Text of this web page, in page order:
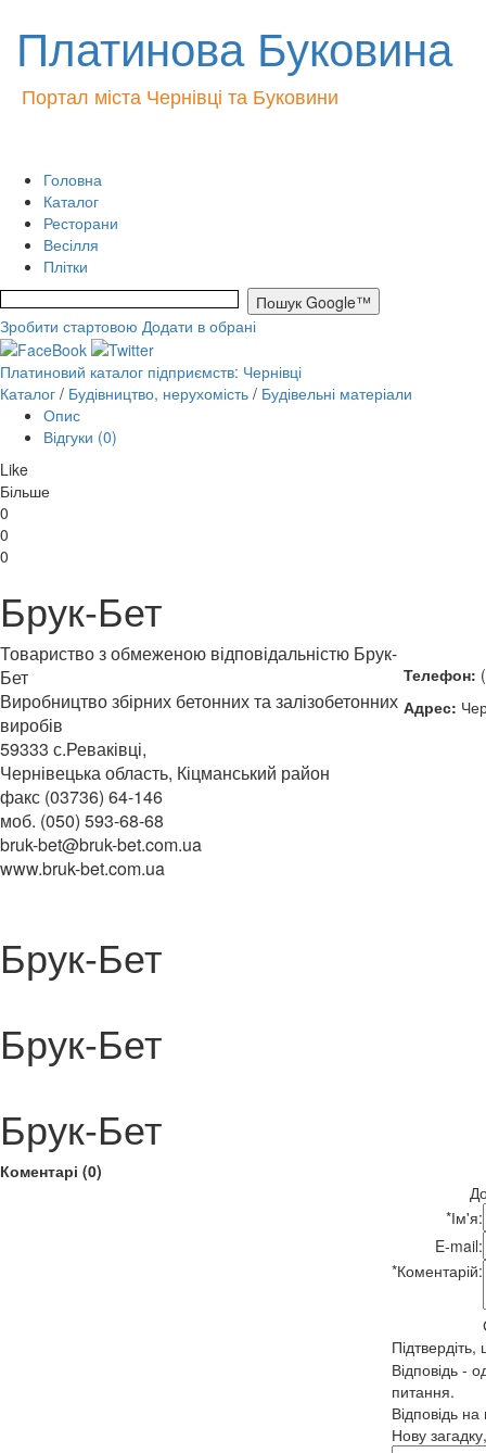
Платинова Буковина
Портал міста Чернівці та Буковини
Головна
Каталог
Ресторани
Весілля
Плітки
Зробити стартовою Додати в обрані
Платиновий каталог підприємств: Чернівці
Каталог / Будівництво, нерухомість / Будівельні матеріали
Опис
Відгуки (0)
Like
Більше
0
0
0
Брук-Бет
Телефон:
Адрес:
Товариство з обмеженою відповідальністю Брук-
Бет
Виробництво збірних бетонних та залізобетонних
виробів
59333 с.Реваківці,
Чернівецька область, Кіцманський район
факс (03736) 64-146
моб. (050) 593-68-68
bruk-bet@bruk-bet.com.ua
www.bruk-bet.com.ua
Брук-Бет
Брук-Бет
Брук-Бет
Коментарі (0)
*Ім'я:
E-mail:
*Коментарій:
Відповідь -
питання.
Відповідь
Нову